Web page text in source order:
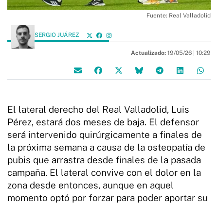
Fuente: Real Valladolid
SERGIO JUÁREZ
Actualizado: 19/05/26 | 10:29
El lateral derecho del Real Valladolid, Luis
Pérez, estará dos meses de baja. El defensor
será intervenido quirúrgicamente a finales de
la próxima semana a causa de la osteopatía de
pubis que arrastra desde finales de la pasada
campaña. El lateral convive con el dolor en la
zona desde entonces, aunque en aquel
momento optó por forzar para poder aportar su